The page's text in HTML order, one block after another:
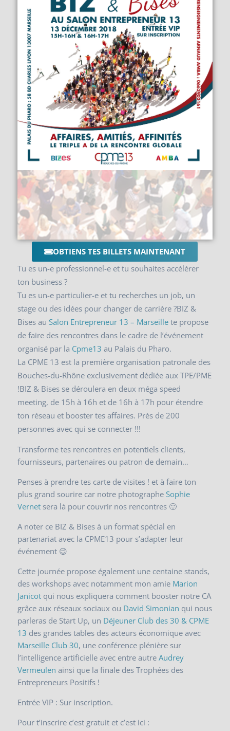
OBTIENS TES BILLETS MAINTENANT
Tu es un-e professionnel-e et tu souhaites accélérer
ton business ?
Tu es un-e particulier-e et tu recherches un job, un
stage ou des idées pour changer de carrière ?BIZ &
Bises auSalon Entrepreneur 13 – Marseille te propose
de faire des rencontres dans le cadre de l’événement
organisé par la Cpme13 au Palais du Pharo.
La CPME 13 est la première organisation patronale des
Bouches-du-Rhône exclusivement dédiée aux TPE/PME
!BIZ & Bises se déroulera en deux méga speed
meeting, de 15h à 16h et de 16h à 17h pour étendre
ton réseau et booster tes affaires. Près de 200
personnes avec qui se connecter !!!
Transforme tes rencontres en potentiels clients,
fournisseurs, partenaires ou patron de demain…
Penses à prendre tes carte de visites ! et à faire ton
plus grand sourire car notre photographeSophie
Vernet sera là pour couvrir nos rencontres 🙂
A noter ce BIZ & Bises à un format spécial en
partenariat avec la CPME13 pour s’adapter leur
événement 😉
Cette journée propose également une centaine stands,
des workshops avec notamment mon amie Marion
Janicot qui nous expliquera comment booster notre CA
grâce aux réseaux sociaux ou David Simonian qui nous
parleras de Start Up, un Déjeuner Club des 30 & CPME
13 des grandes tables des acteurs économique avec
Marseille Club 30, une conférence plénière sur
l’intelligence artificielle avec entre autreAudrey
Vermeulen ainsi que la finale des Trophées des
Entrepreneurs Positifs !
Entrée VIP : Sur inscription.
Pour t’inscrire c’est gratuit et c’est ici :